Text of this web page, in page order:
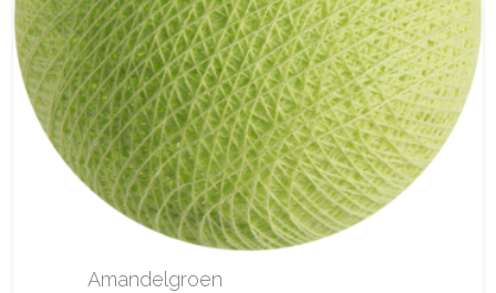
Amandelgroen